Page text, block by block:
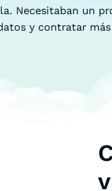
Necesitaban un
y contratar